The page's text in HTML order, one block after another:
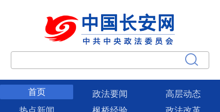
首页 政法要闻
高层动态